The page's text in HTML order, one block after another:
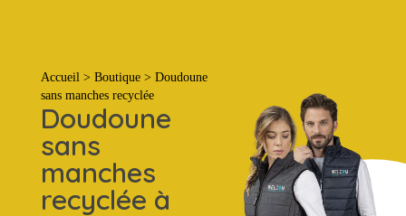
Accueil> Boutique> Doudoune
sans manches recyclée
Doudoune
sans
manches
recyclée à